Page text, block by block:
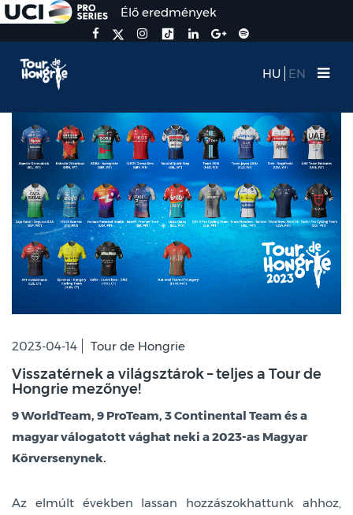
Élő eredmények
HU EN
2023-04-14 Tour de Hongrie
Visszatérnek a világsztárok – teljes a Tour de
Hongrie mezőnye!
9 WorldTeam, 9 ProTeam, 3 Continental Team és a
magyar válogatott vághat neki a 2023-as Magyar
Körversenynek.
Az elmúlt években lassan hozzászokhattunk ahhoz,